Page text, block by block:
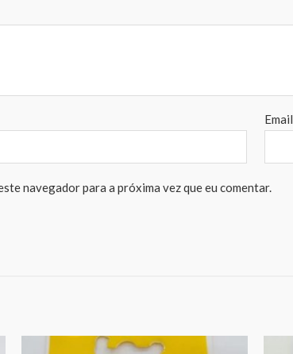
Email
navegador para a próxima vez que eu comentar.